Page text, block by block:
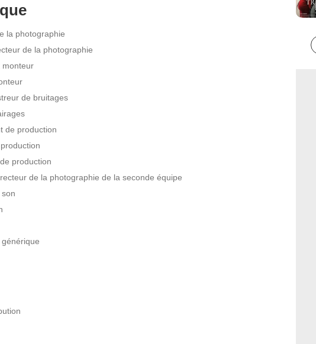
la photographie
de la photographie
monteur
de bruitages
de production
production
de la photographie de la seconde équipe